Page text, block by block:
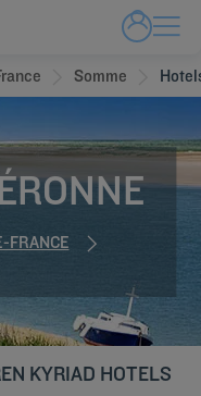
Somme
FRANCE
KYRIAD HOTELS